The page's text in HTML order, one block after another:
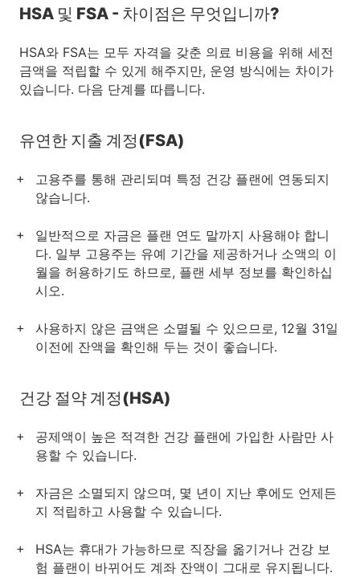
HSA 및 FSA - 차이점은 무엇입니까?
HSA와 FSA는 모두 자격을 갖춘 의료 비용을 위해 세전
금액을 적립할 수 있게 해주지만, 운영 방식에는 차이가
있습니다. 다음 단계를 따릅니다.
유연한 지출 계정(FSA)
고용주를 통해 관리되며 특정 건강 플랜에 연동되지
않습니다.
일반적으로 자금은 플랜 연도 말까지 사용해야 합니
다. 일부 고용주는 유예 기간을 제공하거나 소액의 이
월을 허용하기도 하므로, 플랜 세부 정보를 확인하십
시오.
사용하지 않은 금액은 소멸될 수 있으므로, 12월 31일
이전에 잔액을 확인해 두는 것이 좋습니다.
건강 절약 계정(HSA)
공제액이 높은 적격한 건강 플랜에 가입한 사람만 사
용할 수 있습니다.
자금은 소멸되지 않으며, 몇 년이 지난 후에도 언제든
지 적립하고 사용할 수 있습니다.
HSA는 휴대가 가능하므로 직장을 옮기거나 건강 보
험 플랜이 바뀌어도 계좌 잔액이 그대로 유지됩니다.